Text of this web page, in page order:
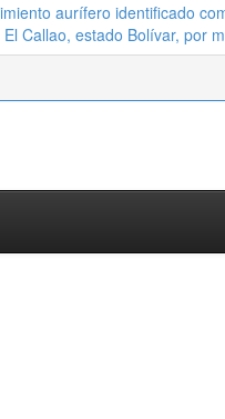
aurífero identificado
Callao, estado Bolívar, por